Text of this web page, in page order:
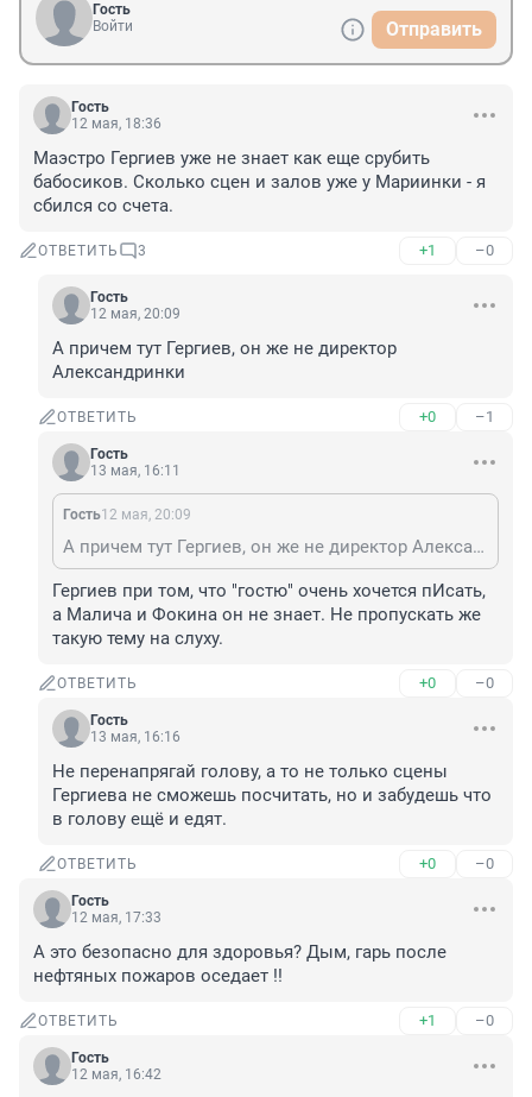
Гость
Войти
Отправить
Гость
12 мая, 18:36
Маэстро Гергиев уже не знает как еще срубить
бабосиков. Сколько сцен и залов уже у Мариинки - я
сбился со счета.
ОТВЕТИТЬ 3 +1 –0
Гость
12 мая, 20:09
А причем тут Гергиев, он же не директор
Александринки
ОТВЕТИТЬ +0 –1
Гость
13 мая, 16:11
Гость12 мая, 20:09
А причем тут Гергиев, он же не директор Александринки
Гергиев при том, что "гостю" очень хочется пИсать,
а Малича и Фокина он не знает. Не пропускать же
такую тему на слуху.
ОТВЕТИТЬ +0 –0
Гость
13 мая, 16:16
Не перенапрягай голову, а то не только сцены
Гергиева не сможешь посчитать, но и забудешь что
в голову ещё и едят.
ОТВЕТИТЬ +0 –0
Гость
12 мая, 17:33
А это безопасно для здоровья? Дым, гарь после
нефтяных пожаров оседает !!
ОТВЕТИТЬ +1 –0
Гость
12 мая, 16:42